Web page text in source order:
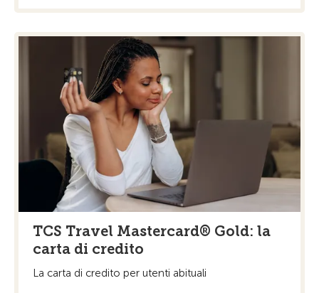
TCS Travel Mastercard® Gold: la
carta di credito
La carta di credito per utenti abituali